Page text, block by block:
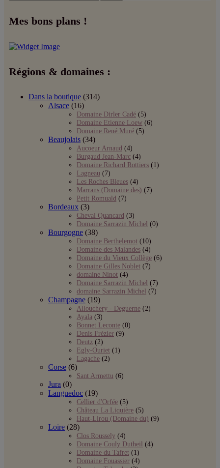
Mes bons plans !
Régions & domaines :
Dans la boutique (314)
Alsace (16)
Domaine Dirler Cadé (5)
Domaine Etienne Loew (6)
Domaine René Muré (5)
Beaujolais (34)
Aucoeur Arnaud (4)
Burgaud Jean-Marc (4)
Domaine Richard Rottiers (1)
Lagneau (7)
Les Roches Bleues (4)
Marrans (Domaine des) (7)
Petit Romuald (7)
Bordeaux (3)
Cheval Quancard (3)
Domaine Sarrazin Michel (0)
Bourgogne (38)
Domaine Berthelemot (10)
Domaine des Malandes (4)
Domaine du Vieux Collège (6)
Domaine Gilles Noblet (7)
domaine Ninot (4)
Domaine Sarrazin Michel (7)
domaine Sarrazin Michel (7)
Champagne (19)
Allouchery - Deguerne (2)
Ayala (3)
Bonnet Leconte (0)
Denis Frézier (9)
Deutz (2)
Egly-Ouriet (1)
Lagache (2)
Corse (6)
Sant Armettu (6)
Jura (0)
Languedoc (19)
Cellier d'Orfée (5)
Château La Liquière (5)
Haut-Lirou (Domaine du) (9)
Loire (28)
Clos Roussely (4)
Domaine Couly Dutheil (4)
Domaine du Tafret (1)
Domaine Fouassier (4)